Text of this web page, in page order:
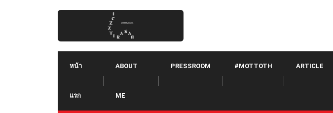
หน้า
แรก
ABOUT
ME
PRESSROOM #MOTTOTH ARTICLE